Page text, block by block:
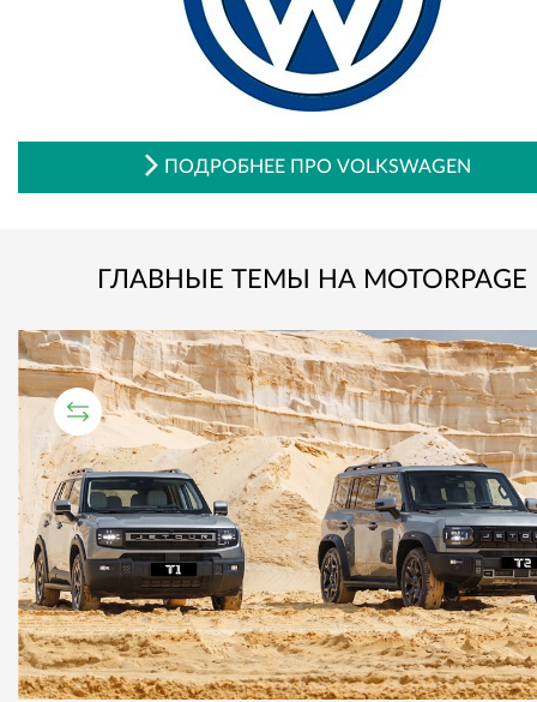
ПОДРОБНЕЕ ПРО VOLKSWAGEN
ГЛАВНЫЕ ТЕМЫ НА MOTORPAGE
СРАВНИТЕЛЬНЫЙ ТЕСТ